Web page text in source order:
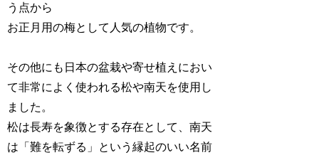
う点から
お正月用の梅として人気の植物です。
その他にも日本の盆栽や寄せ植えにおい
て非常によく使われる松や南天を使用し
ました。
松は長寿を象徴とする存在として、南天
は「難を転ずる」という縁起のいい名前